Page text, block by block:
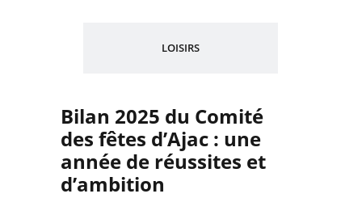
LOISIRS
Bilan 2025 du Comité
des fêtes d’Ajac : une
année de réussites et
d’ambition